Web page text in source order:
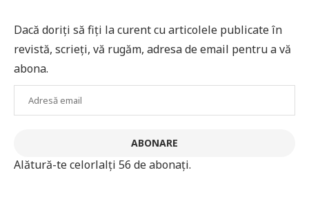
Dacă doriți să fiți la curent cu articolele publicate în
revistă, scrieți, vă rugăm, adresa de email pentru a vă
abona.
ABONARE
Alătură-te celorlalți 56 de abonați.